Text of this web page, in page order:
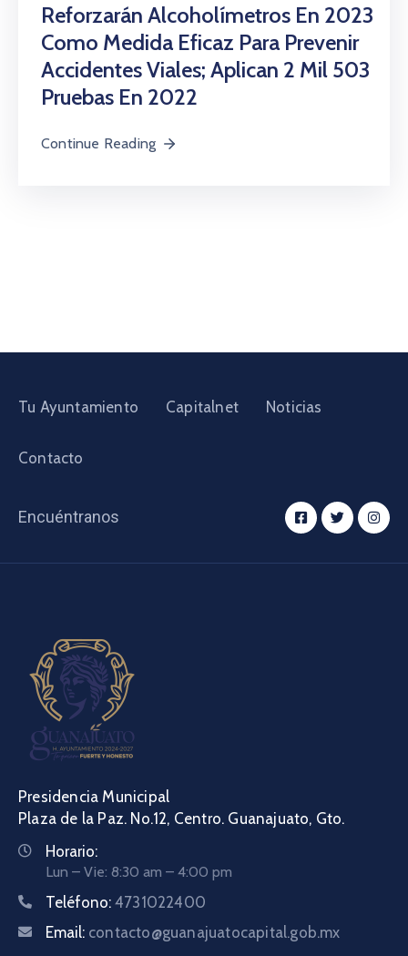
Reforzarán Alcoholímetros En 2023
Como Medida Eficaz Para Prevenir
Accidentes Viales; Aplican 2 Mil 503
Pruebas En 2022
Continue Reading
Tu Ayuntamiento Capitalnet Noticias
Contacto
Encuéntranos
Presidencia Municipal
Plaza de la Paz. No.12, Centro. Guanajuato, Gto.
Horario:
Lun – Vie: 8:30 am – 4:00 pm
Teléfono: 4731022400
Email: contacto@guanajuatocapital.gob.mx